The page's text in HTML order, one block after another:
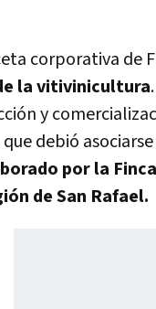
corporativa de
la vitivinicultura
y
debió
por la
de San Rafael.